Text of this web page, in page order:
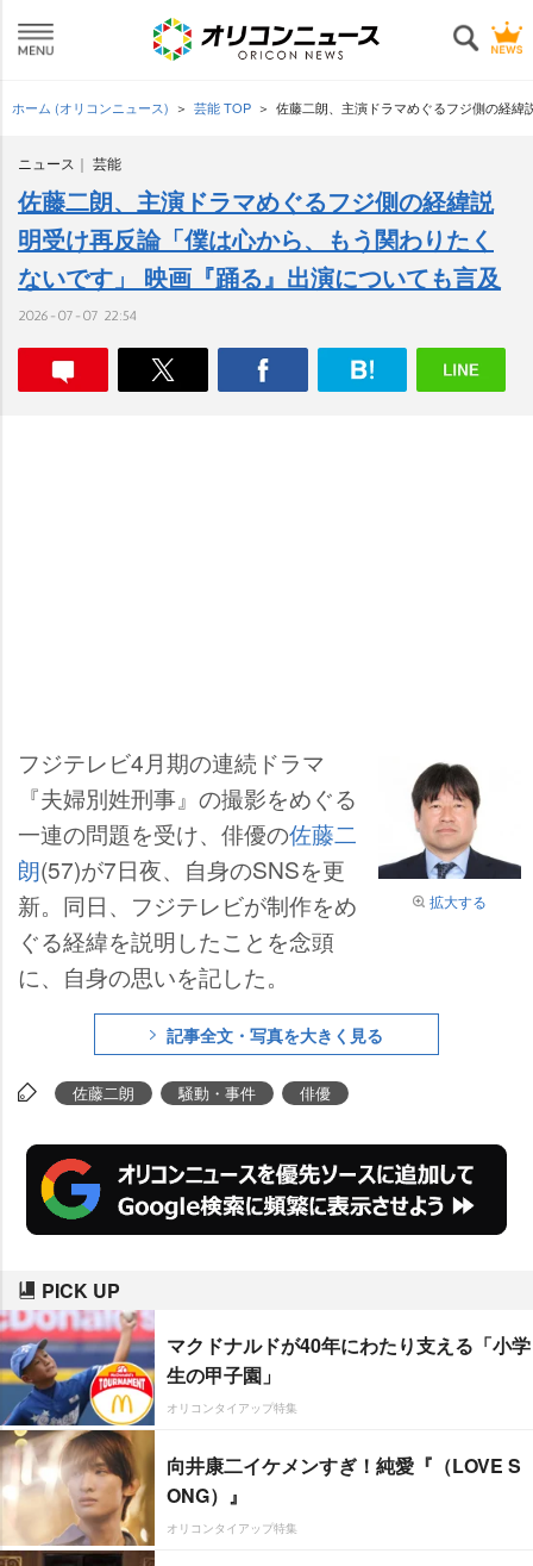
ホーム (オリコンニュース) 芸能 TOP 佐藤二朗、主演ドラマめぐるフジ側の経
ニュース 芸能
佐藤二朗、主演ドラマめぐるフジ側の経緯説
明受け再反論「僕は心から、もう関わりたく
ないです」 映画『踊る』出演についても言及
2026-07-07 22:54
拡大する
フジテレビ4月期の連続ドラマ
『夫婦別姓刑事』の撮影をめぐる
一連の問題を受け、俳優の佐藤二
朗(57)が7日夜、自身のSNSを更
新。同日、フジテレビが制作をめ
ぐる経緯を説明したことを念頭
に、自身の思いを記した。
記事全文・写真を大きく見る
佐藤二朗 騒動・事件 俳優
PICK UP
マクドナルドが40年にわたり支える「小学
生の甲子園」
オリコンタイアップ特集
向井康二イケメンすぎ！純愛『（LOVE S
ONG）』
オリコンタイアップ特集